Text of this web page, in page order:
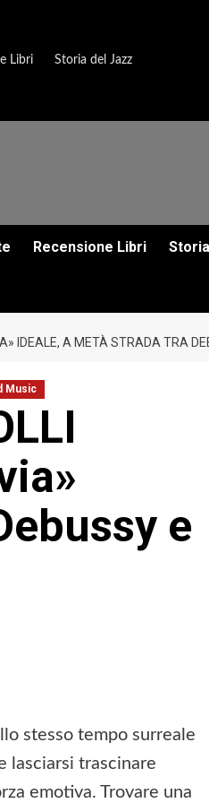
Libri Storia del Jazz
Recensione Libri
IDEALE, A METÀ STRADA TRA
Music
e
stesso tempo surreale
lasciarsi trascinare
emotiva. Trovare una